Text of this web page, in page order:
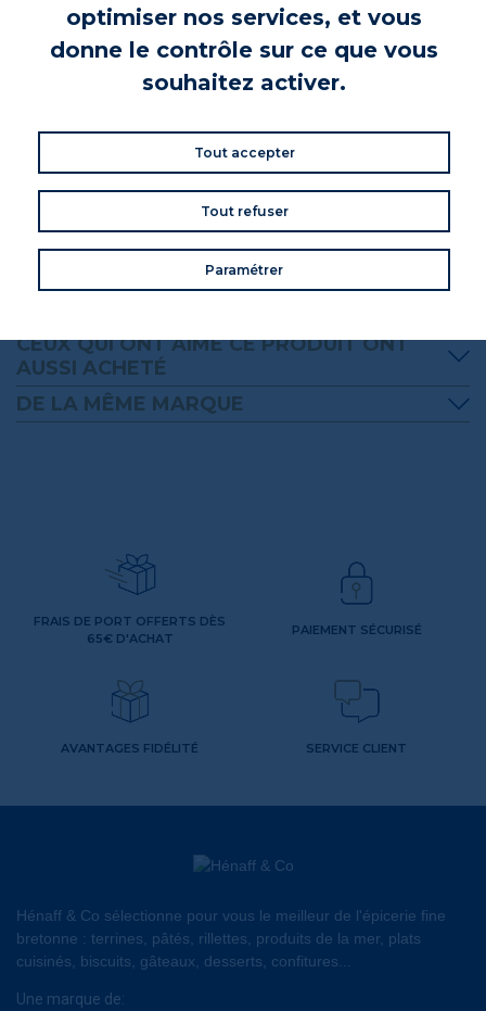
optimiser nos services, et vous
donne le contrôle sur ce que vous
souhaitez activer.
Tout accepter
Tout refuser
Paramétrer
En savoir plus !
INFORMATIONS PRODUIT
VOS AVIS Donnez votre avis
Commentaires (0)
CEUX QUI ONT AIMÉ CE PRODUIT ONT
AUSSI ACHETÉ
DE LA MÊME MARQUE
FRAIS DE PORT OFFERTS DÈS
65€ D'ACHAT
PAIEMENT SÉCURISÉ
AVANTAGES FIDÉLITÉ SERVICE CLIENT
Hénaff & Co sélectionne pour vous le meilleur de l'épicerie fine
bretonne : terrines, pâtés, rillettes, produits de la mer, plats
cuisinés, biscuits, gâteaux, desserts, confitures...
Une marque de: